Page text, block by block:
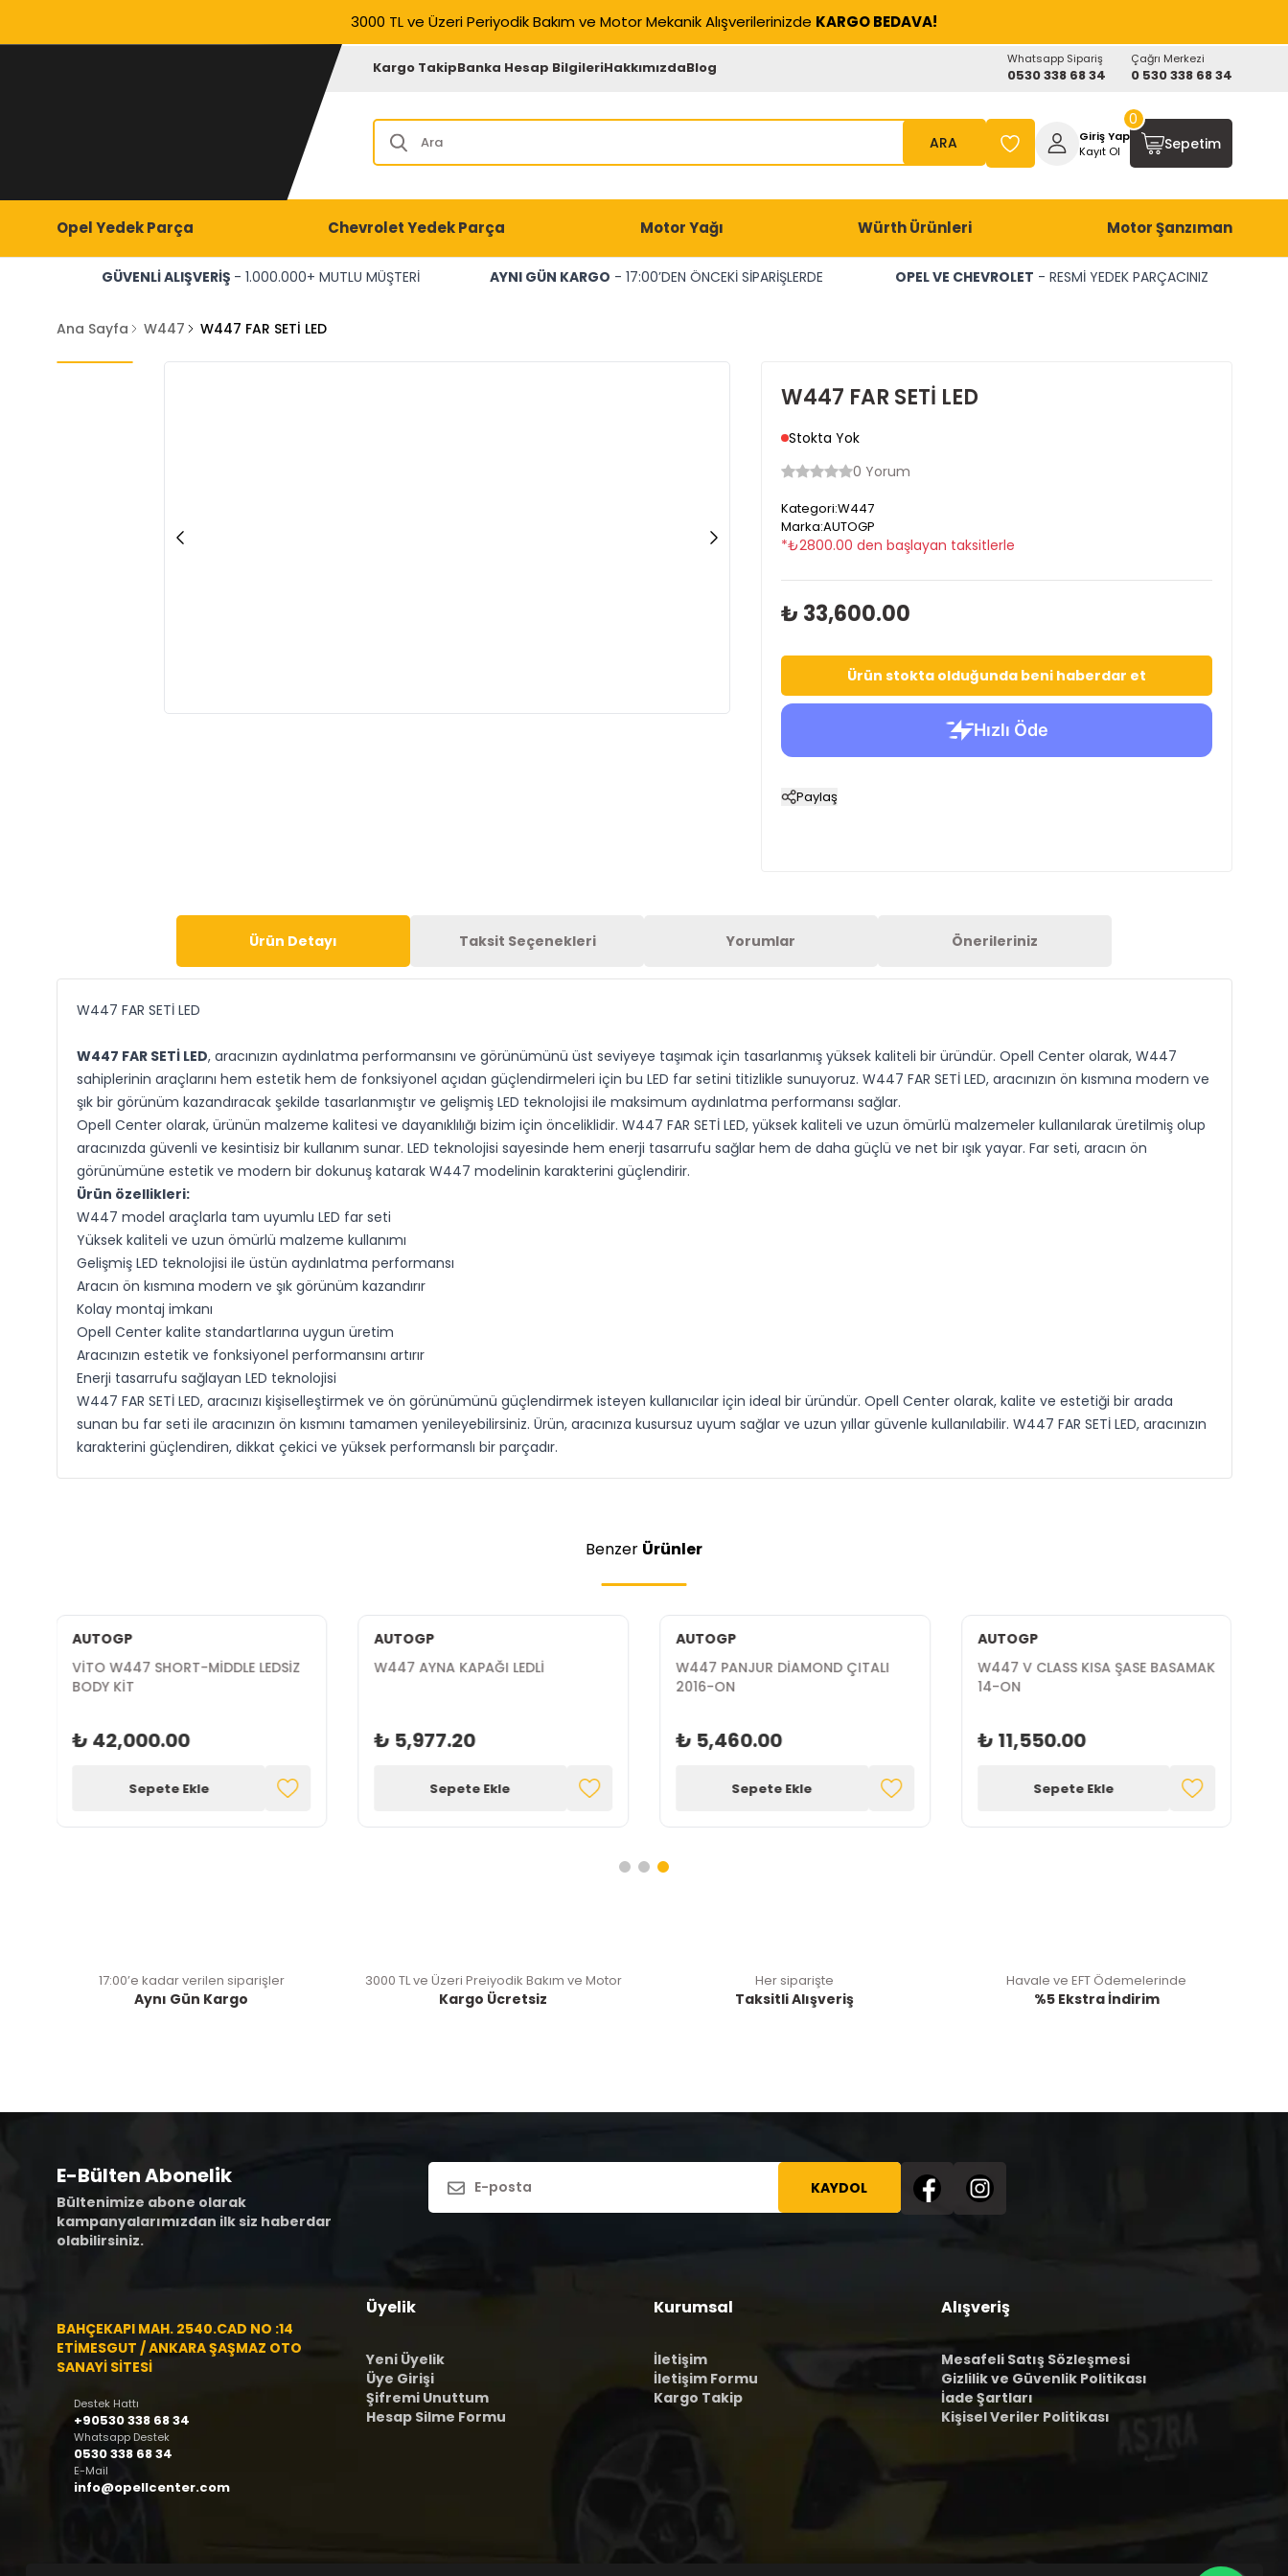
3000 TL ve Üzeri Periyodik Bakım ve Motor Mekanik Alışverilerinizde KARGO BEDAVA!
Kargo TakipBanka Hesap BilgileriHakkımızdaBlog Whatsapp Sipariş
0530 338 68 34
Çağrı Merkezi
0 530 338 68 34
ARA
Giriş Yap
Kayıt Ol
Sepetim
0
Opel Yedek Parça Chevrolet Yedek Parça Motor Yağı Würth Ürünleri Motor Şanzıman
GÜVENLİ ALIŞVERİŞ - 1.000.000+ MUTLU MÜŞTERİ AYNI GÜN KARGO - 17:00’DEN ÖNCEKİ SİPARİŞLERDE OPEL VE CHEVROLET - RESMİ YEDEK PARÇACINIZ
Ana Sayfa W447 W447 FAR SETİ LED
W447 FAR SETİ LED
Stokta Yok
0 Yorum
Kategori:W447
Marka:AUTOGP
*₺2800.00 den başlayan taksitlerle
₺ 33,600.00
Ürün stokta olduğunda beni haberdar et
Paylaş
Ürün Detayı Taksit Seçenekleri Yorumlar Önerileriniz
W447 FAR SETİ LED
W447 FAR SETİ LED, aracınızın aydınlatma performansını ve görünümünü üst seviyeye taşımak için tasarlanmış yüksek kaliteli bir üründür. Opell Center olarak, W447
sahiplerinin araçlarını hem estetik hem de fonksiyonel açıdan güçlendirmeleri için bu LED far setini titizlikle sunuyoruz. W447 FAR SETİ LED, aracınızın ön kısmına modern ve
şık bir görünüm kazandıracak şekilde tasarlanmıştır ve gelişmiş LED teknolojisi ile maksimum aydınlatma performansı sağlar.
Opell Center olarak, ürünün malzeme kalitesi ve dayanıklılığı bizim için önceliklidir. W447 FAR SETİ LED, yüksek kaliteli ve uzun ömürlü malzemeler kullanılarak üretilmiş olup
aracınızda güvenli ve kesintisiz bir kullanım sunar. LED teknolojisi sayesinde hem enerji tasarrufu sağlar hem de daha güçlü ve net bir ışık yayar. Far seti, aracın ön
görünümüne estetik ve modern bir dokunuş katarak W447 modelinin karakterini güçlendirir.
Ürün özellikleri:
W447 model araçlarla tam uyumlu LED far seti
Yüksek kaliteli ve uzun ömürlü malzeme kullanımı
Gelişmiş LED teknolojisi ile üstün aydınlatma performansı
Aracın ön kısmına modern ve şık görünüm kazandırır
Kolay montaj imkanı
Opell Center kalite standartlarına uygun üretim
Aracınızın estetik ve fonksiyonel performansını artırır
Enerji tasarrufu sağlayan LED teknolojisi
W447 FAR SETİ LED, aracınızı kişiselleştirmek ve ön görünümünü güçlendirmek isteyen kullanıcılar için ideal bir üründür. Opell Center olarak, kalite ve estetiği bir arada
sunan bu far seti ile aracınızın ön kısmını tamamen yenileyebilirsiniz. Ürün, aracınıza kusursuz uyum sağlar ve uzun yıllar güvenle kullanılabilir. W447 FAR SETİ LED, aracınızın
karakterini güçlendiren, dikkat çekici ve yüksek performanslı bir parçadır.
Benzer Ürünler
AUTOGP
VİTO W447 SHORT-MİDDLE LEDSİZ
BODY KİT
₺ 42,000.00
Sepete Ekle
AUTOGP
W447 AYNA KAPAĞI LEDLİ
₺ 5,977.20
Sepete Ekle
AUTOGP
W447 PANJUR DİAMOND ÇITALI
2016-ON
₺ 5,460.00
Sepete Ekle
AUTOGP
W447 V CLASS KISA ŞASE BASAMAK
14-ON
₺ 11,550.00
Sepete Ekle
17:00’e kadar verilen siparişler
Aynı Gün Kargo
3000 TL ve Üzeri Preiyodik Bakım ve Motor
Kargo Ücretsiz
Her siparişte
Taksitli Alışveriş
Havale ve EFT Ödemelerinde
%5 Ekstra İndirim
E-Bülten Abonelik
Bültenimize abone olarak
kampanyalarımızdan ilk siz haberdar
olabilirsiniz.
KAYDOL
BAHÇEKAPI MAH. 2540.CAD NO :14
ETİMESGUT / ANKARA ŞAŞMAZ OTO
SANAYİ SİTESİ
Destek Hattı
+90530 338 68 34
Whatsapp Destek
0530 338 68 34
E-Mail
info@opellcenter.com
Üyelik
Yeni Üyelik
Üye Girişi
Şifremi Unuttum
Hesap Silme Formu
Kurumsal
İletişim
İletişim Formu
Kargo Takip
Alışveriş
Mesafeli Satış Sözleşmesi
Gizlilik ve Güvenlik Politikası
İade Şartları
Kişisel Veriler Politikası